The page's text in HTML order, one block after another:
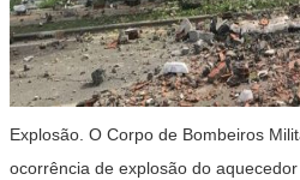
Explosão. O Corpo de Bombeiros
ocorrência de explosão do